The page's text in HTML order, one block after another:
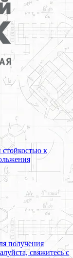
стойкостью к
получения
свяжитесь с